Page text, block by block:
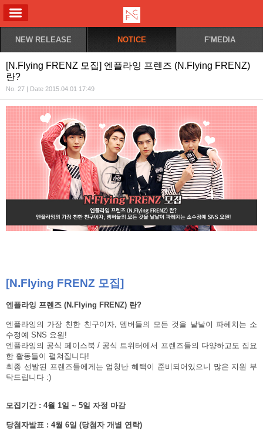
NEW RELEASE NOTICE F'MEDIA
[N.Flying FRENZ 모집] 엔플라잉 프렌즈 (N.Flying FRENZ)
란?
No. 27 | Date 2015.04.01 17:49
[N.Flying FRENZ 모집]
엔플라잉 프렌즈 (N.Flying FRENZ) 란?
엔플라잉의 가장 친한 친구이자, 멤버들의 모든 것을 낱낱이 파헤치는 소
수정예 SNS 요원 !
엔플라잉의 공식 페이스북 / 공식 트위터에서 프렌즈들의 다양하고도 집요
한 활동들이 펼쳐집니다!
최종 선발된 프렌즈들에게는 엄청난 혜택이 준비되어있으니 많은 지원 부
탁드립니다 :)
모집기간: 4월 1일 ~ 5일 자정 마감
당첨자발표 : 4월 6일 (당첨자 개별 연락)